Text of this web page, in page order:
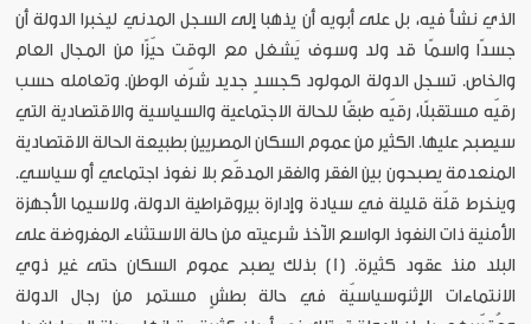
الذي نشأ فيه، بل على أبويه أن يذهبا إلى السجل المدني ليخبرا الدولة أن
جسدًا واسمًا قد ولد وسوف يَشغل مع الوقت حيّزًا من المجال العام
والخاص. تسجل الدولة المولود كجسدٍ جديد شرّف الوطن. وتعامله حسب
رقيّه مستقبلًا، رقيّه طبقًا للحالة الاجتماعية والسياسية والاقتصادية التي
سيصبح عليها. الكثير من عموم السكان المصريين بطبيعة الحالة الاقتصادية
المنعدمة يصبحون بين الفقر والفقر المدقّع بلا نفوذ اجتماعي أو سياسي.
وينخرط قلّة قليلة في سيادة وإدارة بيروقراطية الدولة، ولاسيما الأجهزة
الأمنية ذات النفوذ الواسع الآخذ شرعيته من حالة الاستثناء المفروضة على
البلد منذ عقود كثيرة. [1] بذلك يصبح عموم السكان حتى غير ذوي
الانتماءات الإثنوسياسيّة في حالة بطشٍ مستمر من رجال الدولة